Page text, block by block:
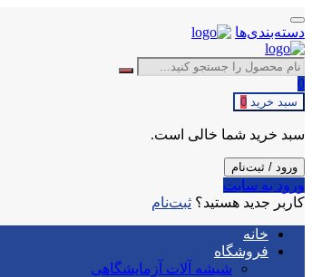
دسته‌بندی‌ها
0
سبد خرید 0
سبد خرید شما خالی است.
ورود / ثبت‌نام
ورود به سایت
کاربر جدید هستید؟ ثبت‌نام
خانه
فروشگاه
شیشه آلات آزمایشگاهی